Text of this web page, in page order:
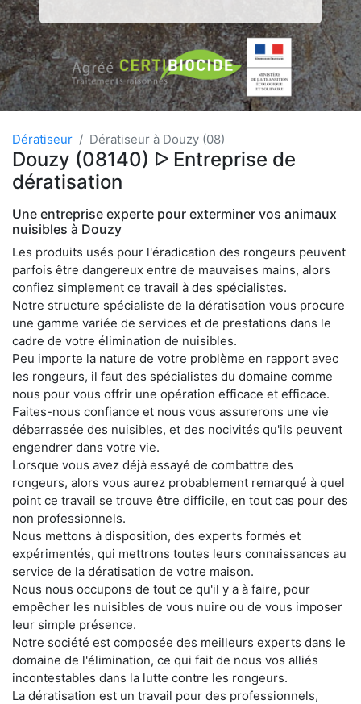
Dératiseur Dératiseur à Douzy (08)
Douzy (08140) ᐅ Entreprise de
dératisation
Une entreprise experte pour exterminer vos animaux
nuisibles à Douzy
Les produits usés pour l'éradication des rongeurs peuvent
parfois être dangereux entre de mauvaises mains, alors
confiez simplement ce travail à des spécialistes.
Notre structure spécialiste de la dératisation vous procure
une gamme variée de services et de prestations dans le
cadre de votre élimination de nuisibles.
Peu importe la nature de votre problème en rapport avec
les rongeurs, il faut des spécialistes du domaine comme
nous pour vous offrir une opération efficace et efficace.
Faites-nous confiance et nous vous assurerons une vie
débarrassée des nuisibles, et des nocivités qu'ils peuvent
engendrer dans votre vie.
Lorsque vous avez déjà essayé de combattre des
rongeurs, alors vous aurez probablement remarqué à quel
point ce travail se trouve être difficile, en tout cas pour des
non professionnels.
Nous mettons à disposition, des experts formés et
expérimentés, qui mettrons toutes leurs connaissances au
service de la dératisation de votre maison.
Nous nous occupons de tout ce qu'il y a à faire, pour
empêcher les nuisibles de vous nuire ou de vous imposer
leur simple présence.
Notre société est composée des meilleurs experts dans le
domaine de l'élimination, ce qui fait de nous vos alliés
incontestables dans la lutte contre les rongeurs.
La dératisation est un travail pour des professionnels,